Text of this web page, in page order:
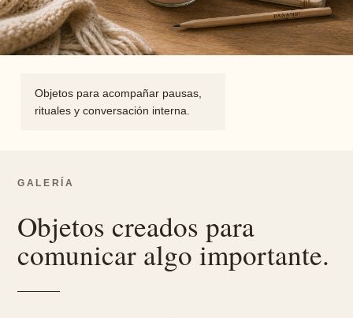
Objetos para acompañar pausas,
rituales y conversación interna.
GALERÍA
Objetos creados para
comunicar algo importante.